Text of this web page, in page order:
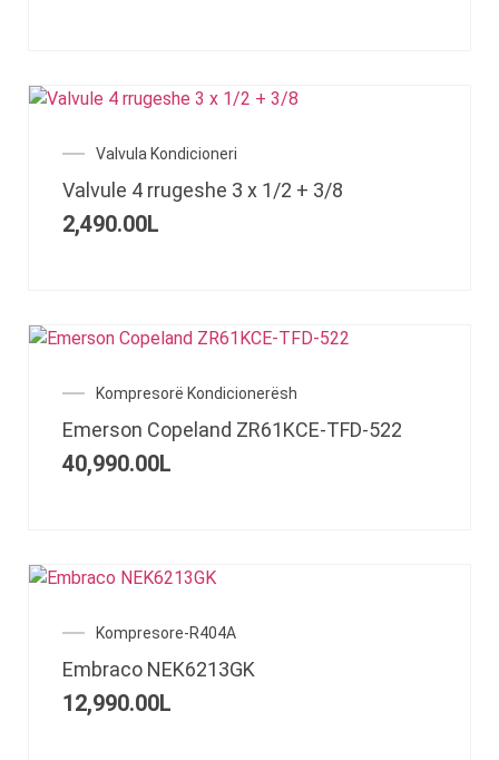
Valvula Kondicioneri
Valvule 4 rrugeshe 3 x 1/2 + 3/8
2,490.00L
Kompresorë Kondicionerësh
Emerson Copeland ZR61KCE-TFD-522
40,990.00L
Kompresore-R404A
Embraco NEK6213GK
12,990.00L